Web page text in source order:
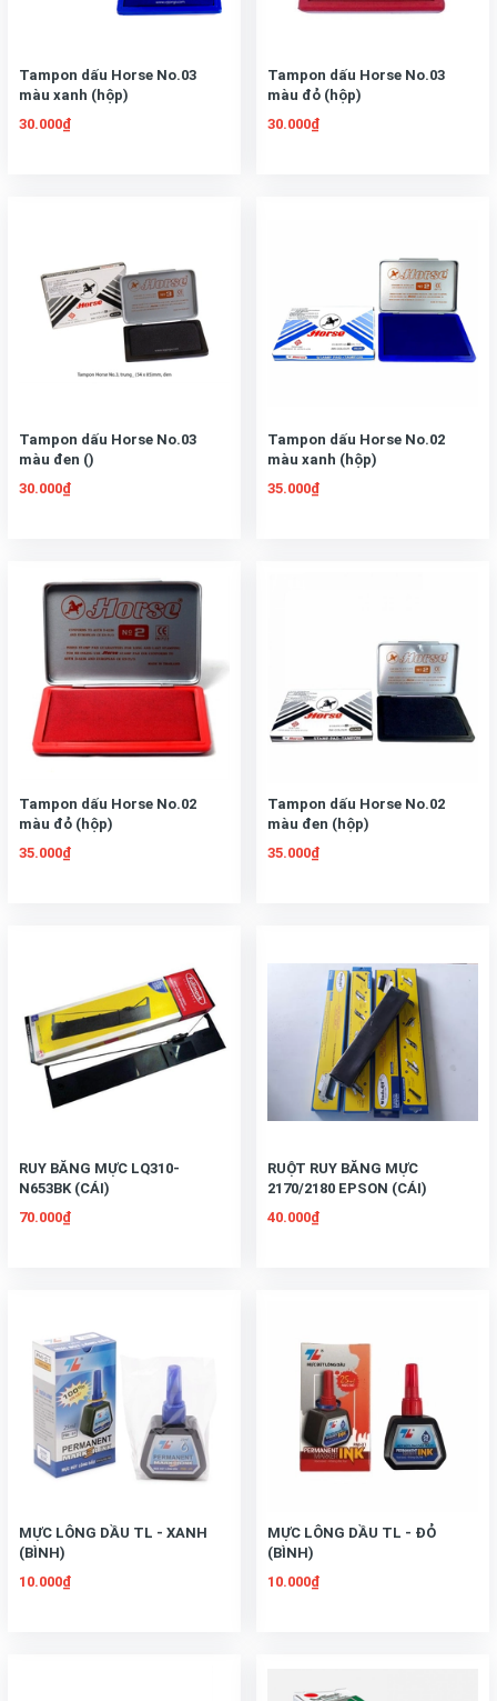
Tampon dấu Horse No.03
màu xanh (hộp)
30.000₫
Tampon dấu Horse No.03
màu đỏ (hộp)
30.000₫
Tampon dấu Horse No.03
màu đen ()
30.000₫
Tampon dấu Horse No.02
màu xanh (hộp)
35.000₫
Tampon dấu Horse No.02
màu đỏ (hộp)
35.000₫
Tampon dấu Horse No.02
màu đen (hộp)
35.000₫
RUY BĂNG MỰC LQ310-
N653BK (CÁI)
70.000₫
RUỘT RUY BĂNG MỰC
2170/2180 EPSON (CÁI)
40.000₫
MỰC LÔNG DẦU TL - XANH
(BÌNH)
10.000₫
MỰC LÔNG DẦU TL - ĐỎ
(BÌNH)
10.000₫